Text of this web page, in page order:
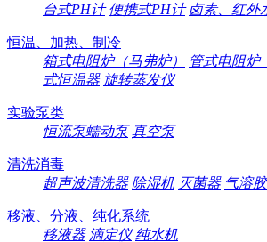
台式PH计 便携式PH计 卤素、红外
恒温、加热、制冷
箱式电阻炉（马弗炉）
管式电阻炉
式恒温器 旋转蒸发仪
实验泵类
恒流泵蠕动泵 真空泵
清洗消毒
超声波清洗器 除湿机 灭菌器 气溶
移液、分液、纯化系统
移液器 滴定仪 纯水机